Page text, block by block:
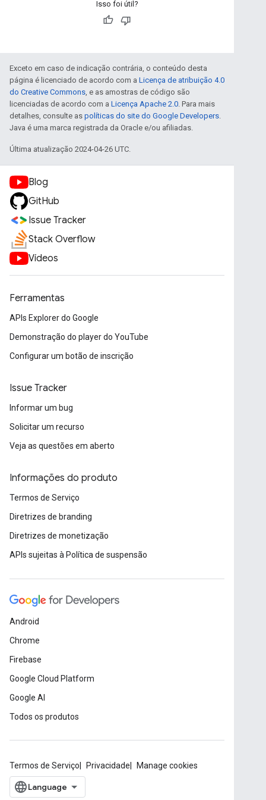
Isso foi útil?
Exceto em caso de indicação contrária, o conteúdo desta
página é licenciado de acordo com a Licença de atribuição 4.0
do Creative Commons, e as amostras de código são
licenciadas de acordo com a Licença Apache 2.0. Para mais
detalhes, consulte as políticas do site do Google Developers.
Java é uma marca registrada da Oracle e/ou afiliadas.
Última atualização 2024-04-26 UTC.
Blog
GitHub
Issue Tracker
Stack Overflow
Vídeos
Ferramentas
APIs Explorer do Google
Demonstração do player do YouTube
Configurar um botão de inscrição
Issue Tracker
Informar um bug
Solicitar um recurso
Veja as questões em aberto
Informações do produto
Termos de Serviço
Diretrizes de branding
Diretrizes de monetização
APIs sujeitas à Política de suspensão
Android
Chrome
Firebase
Google Cloud Platform
Google AI
Todos os produtos
Termos de Serviço Privacidade Manage cookies